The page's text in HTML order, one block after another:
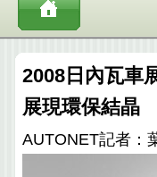
2008日內瓦車
展現環保結晶
AUTONET記者：